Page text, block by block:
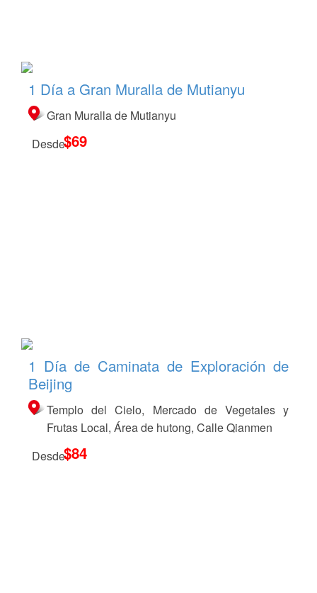
1 Día a Gran Muralla de Mutianyu
Gran Muralla de Mutianyu
Desde$69
1 Día de Caminata de Exploración de
Beijing
Templo del Cielo, Mercado de Vegetales y
Frutas Local, Área de hutong, Calle Qianmen
Desde$84